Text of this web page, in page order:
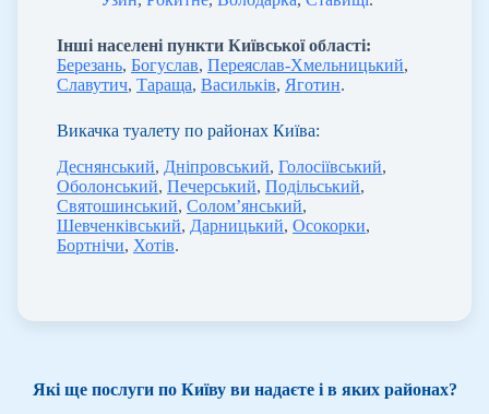
Інші населені пункти Київської області:
Березань, Богуслав, Переяслав-Хмельницький,
Славутич, Тараща, Васильків, Яготин.
Викачка туалету по районах Київа:
Деснянський, Дніпровський, Голосіївський,
Оболонський, Печерський, Подільський,
Святошинський, Солом’янський,
Шевченківський, Дарницький, Осокорки,
Бортнічи, Хотів.
Які ще послуги по Київу ви надаєте і в яких районах?